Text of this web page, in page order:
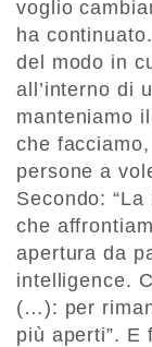
voglio
ha
del modo in
all’interno di
manteniamo
che
persone a
Secondo:
che
apertura da
intelligence.
(…): per
più aperti”. E